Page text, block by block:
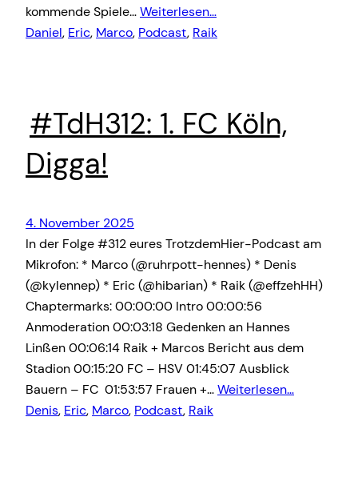
kommende Spiele…Weiterlesen…
Daniel, Eric, Marco, Podcast, Raik
#TdH312: 1. FC Köln,
Digga!
4. November 2025
In der Folge #312 eures TrotzdemHier-Podcast am
Mikrofon: * Marco (@ruhrpott-hennes) * Denis
(@kylennep) * Eric (@hibarian) * Raik (@effzehHH)
Chaptermarks: 00:00:00 Intro 00:00:56
Anmoderation 00:03:18 Gedenken an Hannes
Linßen 00:06:14 Raik + Marcos Bericht aus dem
Stadion 00:15:20 FC – HSV 01:45:07 Ausblick
Bauern – FC 01:53:57 Frauen +…Weiterlesen…
Denis, Eric, Marco, Podcast, Raik